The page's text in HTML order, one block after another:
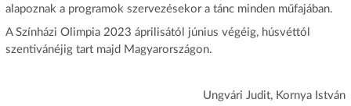
alapoznak a programok szervezésekor a tánc minden műfajában.
A Színházi Olimpia 2023 áprilisától június végéig, húsvéttól
szentivánéjig tart majd Magyarországon.
Ungvári Judit, Kornya István